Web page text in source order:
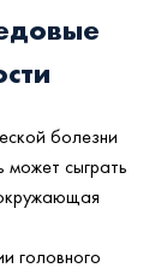
болезни
сыграть
головного